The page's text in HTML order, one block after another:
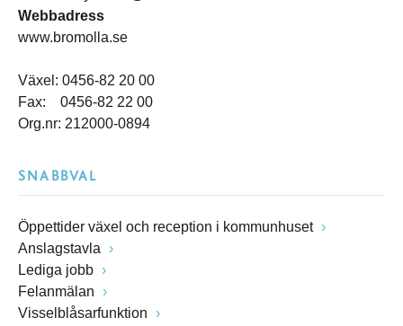
Webbadress
www.bromolla.se
Växel: 0456-82 20 00
Fax: 0456-82 22 00
Org.nr: 212000-0894
SNABBVAL
Öppettider växel och reception i kommunhuset
Anslagstavla
Lediga jobb
Felanmälan
Visselblåsarfunktion